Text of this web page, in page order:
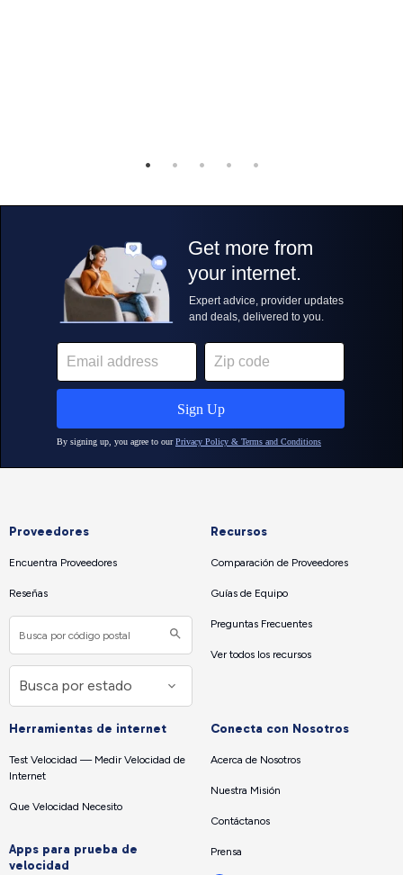
Proveedores
Encuentra Proveedores
Reseñas
Recursos
Comparación de Proveedores
Guías de Equipo
Preguntas Frecuentes
Ver todos los recursos
Herramientas de internet
Test Velocidad — Medir Velocidad de
Internet
Que Velocidad Necesito
Apps para prueba de
velocidad
Conecta con Nosotros
Acerca de Nosotros
Nuestra Misión
Contáctanos
Prensa